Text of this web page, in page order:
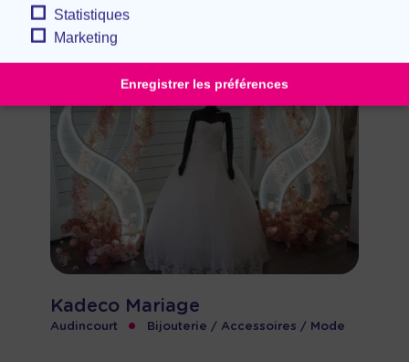
Statistiques
Marketing
Enregistrer les préférences
Kadeco Mariage
Audincourt • Bijouterie / Accessoires / Mode